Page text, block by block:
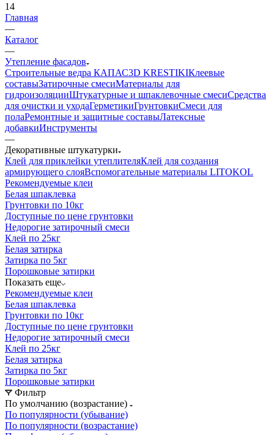
14
Главная
—
Каталог
—
Утепление фасадов
Строительные ведра КАПАС3D KRESTIKIКлеевые
составыЗатирочные смесиМатериалы для
гидроизоляцииШтукатурные и шпаклевочные смесиСредства
для очистки и уходаГерметикиГрунтовкиСмеси для
полаРемонтные и защитные составыЛатексные
добавкиИнструменты
—
Декоративные штукатурки
Клей для приклейки утеплителяКлей для создания
армирующего слояВспомогательные материалы LITOKOL
Рекомендуемые клеи
Белая шпаклевка
Грунтовки по 10кг
Доступные по цене грунтовки
Недорогие затирочный смеси
Клей по 25кг
Белая затирка
Затирка по 5кг
Порошковые затирки
Показать еще
Рекомендуемые клеи
Белая шпаклевка
Грунтовки по 10кг
Доступные по цене грунтовки
Недорогие затирочный смеси
Клей по 25кг
Белая затирка
Затирка по 5кг
Порошковые затирки
Фильтр
По умолчанию (возрастание)
По популярности (убывание)
По популярности (возрастание)